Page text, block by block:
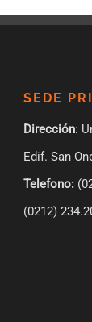
SEDE
Dirección:
Edif. San
Telefono:
(0212)